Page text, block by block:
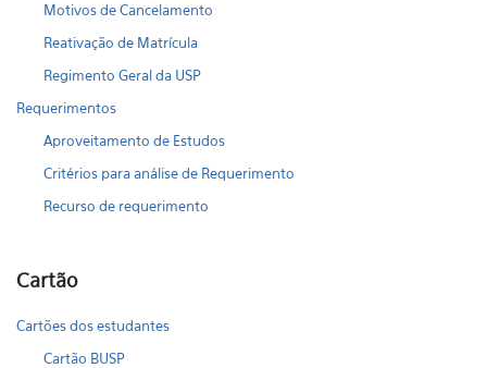
Motivos de Cancelamento
Reativação de Matrícula
Regimento Geral da USP
Requerimentos
Aproveitamento de Estudos
Critérios para análise de Requerimento
Recurso de requerimento
Cartão
Cartões dos estudantes
Cartão BUSP